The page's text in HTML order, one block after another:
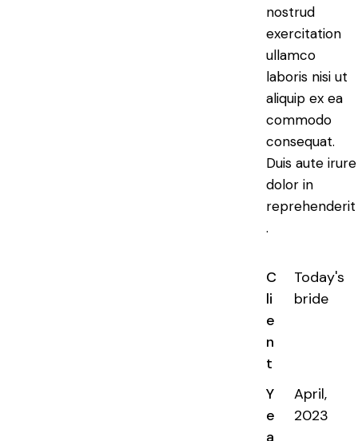
nostrud
exercitation
ullamco
laboris nisi ut
aliquip ex ea
commodo
consequat.
Duis aute irure
dolor in
reprehenderit
.
C
li
e
n
t
Today's
bride
Y
e
a
April,
2023